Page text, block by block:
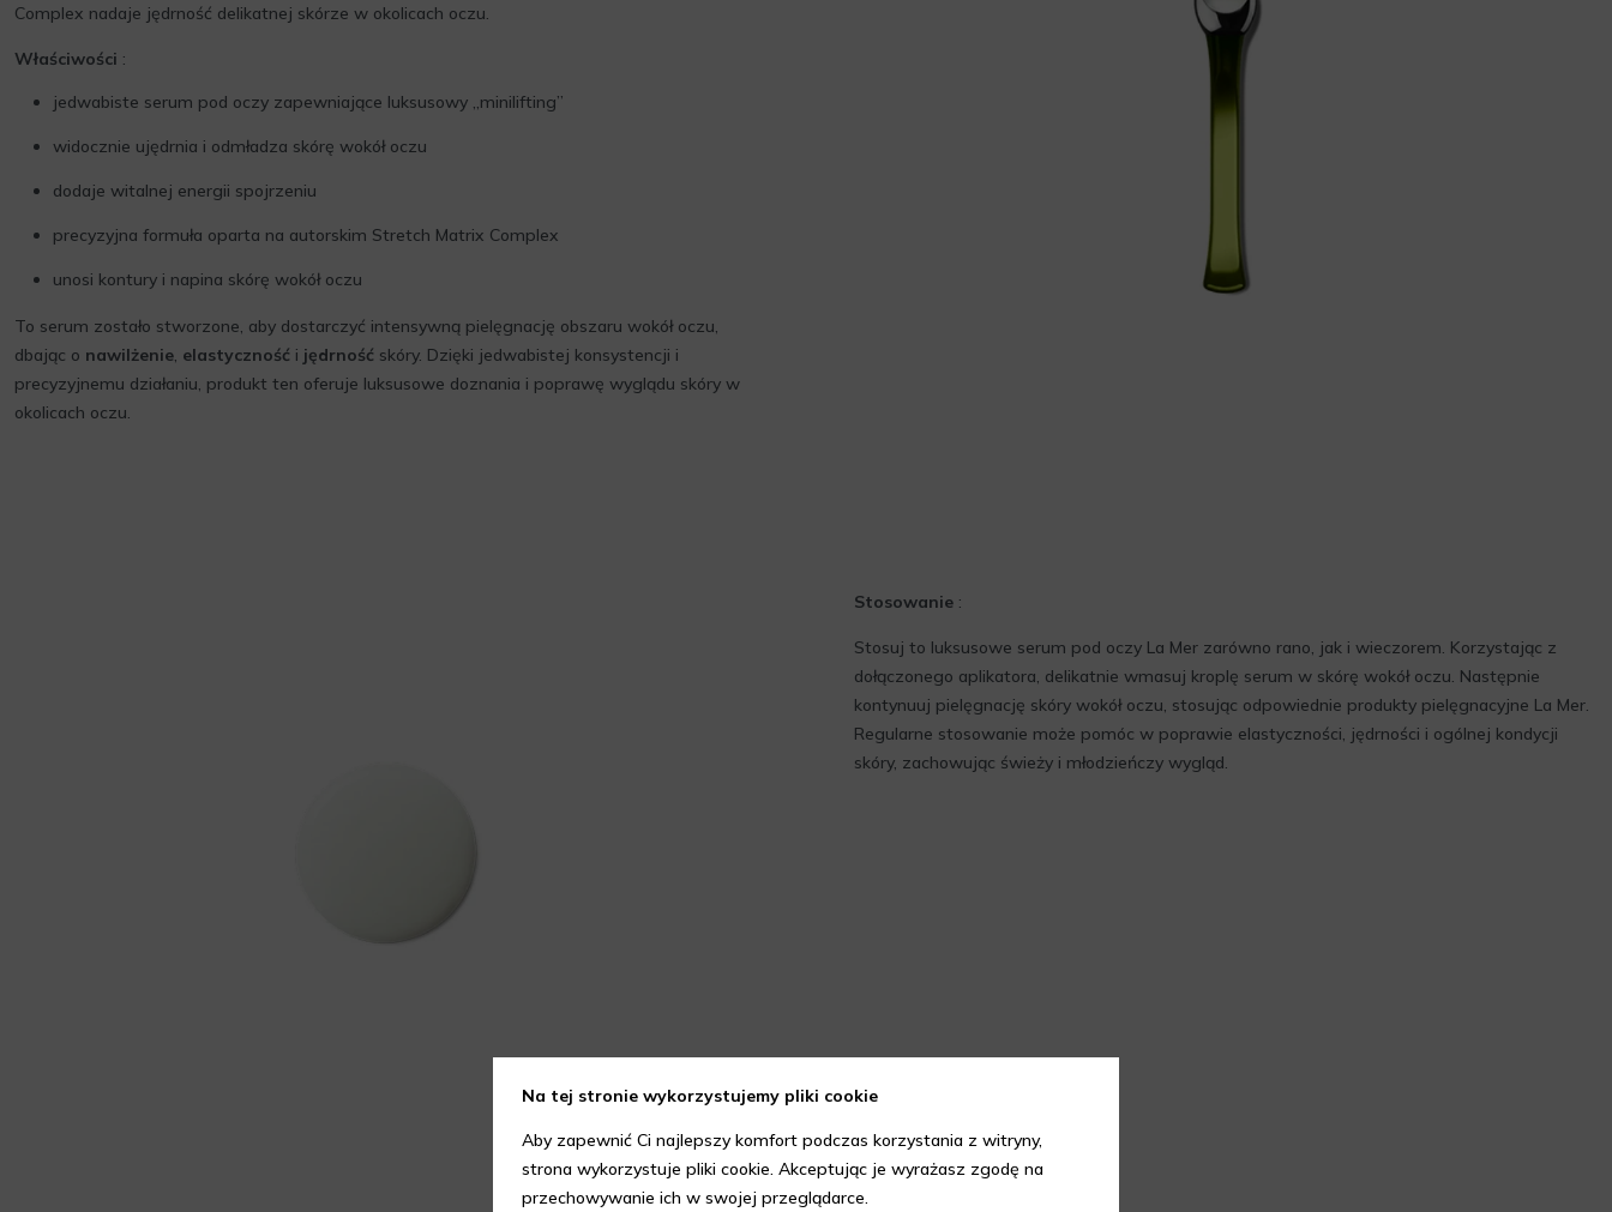
Complex nadaje jędrność delikatnej skórze w okolicach oczu.
Właściwości :
jedwabiste serum pod oczy zapewniające luksusowy „minilifting”
widocznie ujędrnia i odmładza skórę wokół oczu
dodaje witalnej energii spojrzeniu
precyzyjna formuła oparta na autorskim Stretch Matrix Complex
unosi kontury i napina skórę wokół oczu
To serum zostało stworzone, aby dostarczyć intensywną pielęgnację obszaru wokół oczu,
dbając o nawilżenie, elastyczność i jędrność skóry. Dzięki jedwabistej konsystencji i
precyzyjnemu działaniu, produkt ten oferuje luksusowe doznania i poprawę wyglądu skóry w
okolicach oczu.
Stosowanie:
Stosuj to luksusowe serum pod oczy La Mer zarówno rano, jak i wieczorem. Korzystając z
dołączonego aplikatora, delikatnie wmasuj kroplę serum w skórę wokół oczu. Następnie
kontynuuj pielęgnację skóry wokół oczu, stosując odpowiednie produkty pielęgnacyjne La Mer.
Regularne stosowanie może pomóc w poprawie elastyczności, jędrności i ogólnej kondycji
skóry, zachowując świeży i młodzieńczy wygląd.
Na tej stronie wykorzystujemy pliki cookie
Aby zapewnić Ci najlepszy komfort podczas korzystania z witryny,
strona wykorzystuje pliki cookie. Akceptując je wyrażasz zgodę na
przechowywanie ich w swojej przeglądarce.